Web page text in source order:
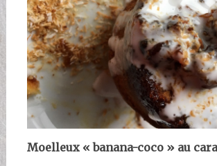
Moelleux « banana-coco » au